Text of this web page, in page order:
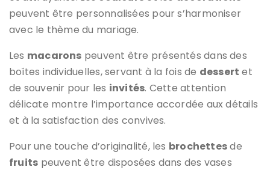
peuvent être personnalisées pour s’harmoniser
avec le thème du mariage.
Les macarons peuvent être présentés dans des
boîtes individuelles, servant à la fois de dessert et
de souvenir pour les invités. Cette attention
délicate montre l’importance accordée aux détails
et à la satisfaction des convives.
Pour une touche d’originalité, les brochettesde
fruits peuvent être disposées dans des vases